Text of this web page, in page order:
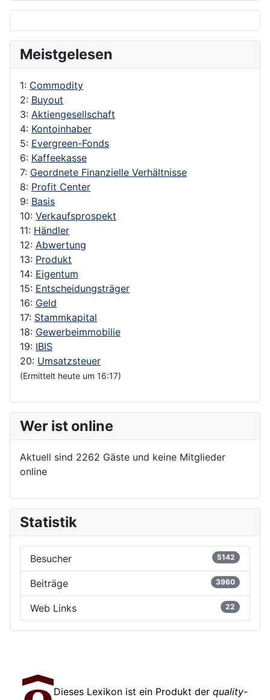
Meistgelesen
1: Commodity
2: Buyout
3: Aktiengesellschaft
4: Kontoinhaber
5: Evergreen-Fonds
6: Kaffeekasse
7: Geordnete Finanzielle Verhältnisse
8: Profit Center
9: Basis
10: Verkaufsprospekt
11: Händler
12: Abwertung
13: Produkt
14: Eigentum
15: Entscheidungsträger
16: Geld
17: Stammkapital
18: Gewerbeimmobilie
19: IBIS
20: Umsatzsteuer
(Ermittelt heute um 16:17)
Wer ist online
Aktuell sind 2262 Gäste und keine Mitglieder
online
Statistik
Besucher 5142
Beiträge 3960
Web Links 22
Dieses Lexikon ist ein Produkt der quality-